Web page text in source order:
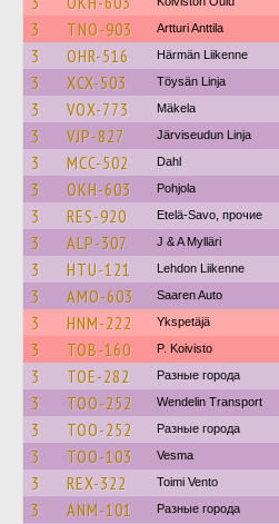
3 TNO-903 Artturi Anttila
3 OHR-516 Härmän Liikenne
3 XCX-503 Töysän Linja
3 VOX-773 Mäkela
3 VJP-827 Järviseudun Linja
3 MCC-502 Dahl
3 OKH-603 Pohjola
3 RES-920 Etelä-Savo, прочие
3 ALP-307 J & A Mylläri
3 HTU-121 Lehdon Liikenne
3 AMO-603 Saaren Auto
3 HNM-222 Ykspetäjä
3 TOB-160 P. Koivisto
3 TOE-282 Разные города
3 TOO-252 Wendelin Transport
3 TOO-252 Разные города
3 TOO-103 Vesma
3 REX-322 Toimi Vento
3 ANM-101 Разные города